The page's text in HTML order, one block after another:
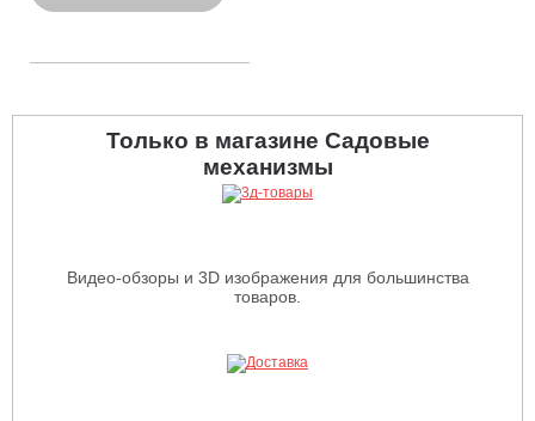
Только в магазине Садовые
механизмы
Видео-обзоры и 3D изображения для большинства
товаров.